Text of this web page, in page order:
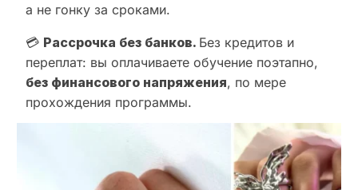
а не гонку за сроками.
💳 Рассрочка без банков. Без кредитов и
переплат: вы оплачиваете обучение поэтапно,
без финансового напряжения, по мере
прохождения программы.